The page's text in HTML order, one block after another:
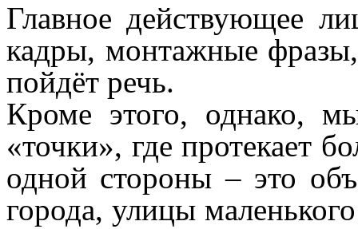
Главное действующее
кадры, монтажные
пойдёт речь.
Кроме этого, однако,
«точки», где протекает
одной стороны – это
города, улицы